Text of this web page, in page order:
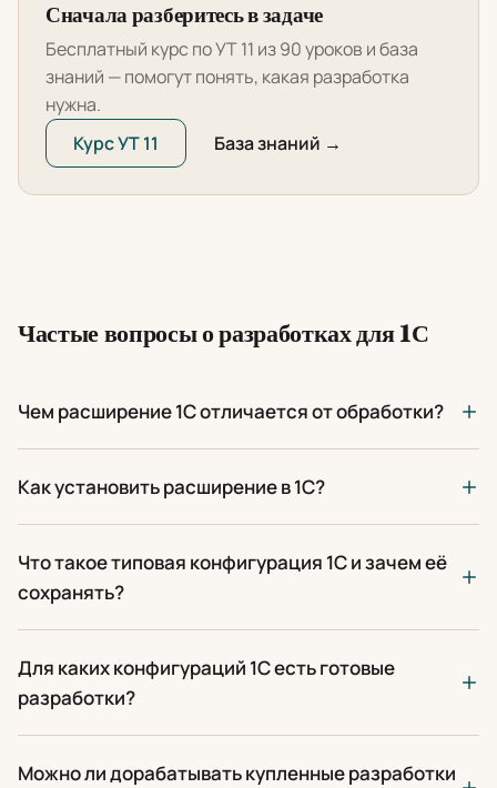
Сначала разберитесь в задаче
Бесплатный курс по УТ 11 из 90 уроков и база
знаний — помогут понять, какая разработка
нужна.
Курс УТ 11
База знаний →
Частые вопросы о разработках для 1С
Чем расширение 1С отличается от обработки?
Как установить расширение в 1С?
Что такое типовая конфигурация 1С и зачем её
сохранять?
Для каких конфигураций 1С есть готовые
разработки?
Можно ли дорабатывать купленные разработки